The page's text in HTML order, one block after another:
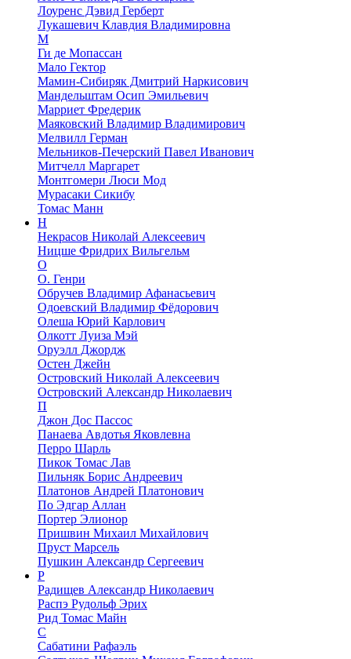
Лоуренс Дэвид Герберт
Лукашевич Клавдия Владимировна
М
Ги де Мопассан
Мало Гектор
Мамин-Сибиряк Дмитрий Наркисович
Мандельштам Осип Эмильевич
Марриет Фредерик
Маяковский Владимир Владимирович
Мелвилл Герман
Мельников-Печерский Павел Иванович
Митчелл Маргарет
Монтгомери Люси Мод
Мурасаки Сикибу
Томас Манн
Н
Некрасов Николай Алексеевич
Ницше Фридрих Вильгельм
О
О. Генри
Обручев Владимир Афанасьевич
Одоевский Владимир Фёдорович
Олеша Юрий Карлович
Олкотт Луиза Мэй
Оруэлл Джордж
Остен Джейн
Островский Николай Алексеевич
Островский Александр Николаевич
П
Джон Дос Пассос
Панаева Авдотья Яковлевна
Перро Шарль
Пикок Томас Лав
Пильняк Борис Андреевич
Платонов Андрей Платонович
По Эдгар Аллан
Портер Элионор
Пришвин Михаил Михайлович
Пруст Марсель
Пушкин Александр Сергеевич
Р
Радищев Александр Николаевич
Распэ Рудольф Эрих
Рид Томас Майн
С
Сабатини Рафаэль